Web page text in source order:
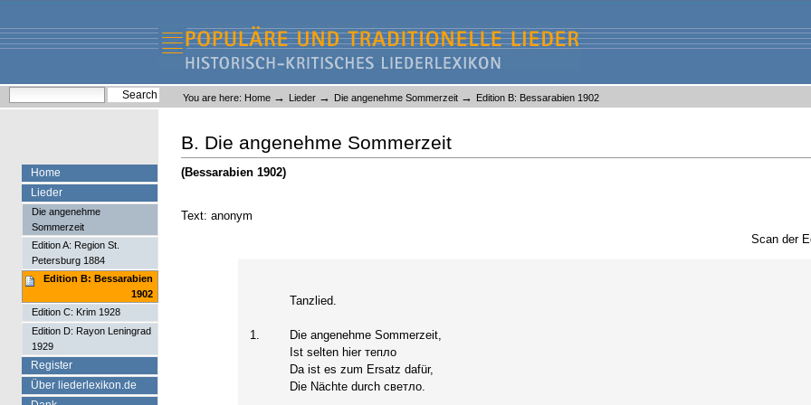
content.
navigation
Liederlexikon
Personal
tools
You are here: Home → Lieder → Die angenehme Sommerzeit → Edition B: Bessarabien 1902
B. Die angenehme Sommerzeit
(Bessarabien 1902)
Text: anonym
Scan der
Tanzlied.
1.
Die angenehme Sommerzeit,
Ist selten hier тепло
Da ist es zum Ersatz dafür,
Die Nächte durch светло.
Home
Lieder
Die angenehme
Sommerzeit
Edition A: Region St.
Petersburg 1884
Edition B: Bessarabien
1902
Edition C: Krim 1928
Edition D: Rayon Leningrad
1929
Register
Über liederlexikon.de